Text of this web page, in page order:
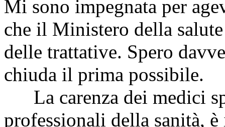
Mi sono impegnata per
che il Ministero della
delle trattative. Spero
chiuda il prima possibile.
La carenza dei medici
professionali della sanità,